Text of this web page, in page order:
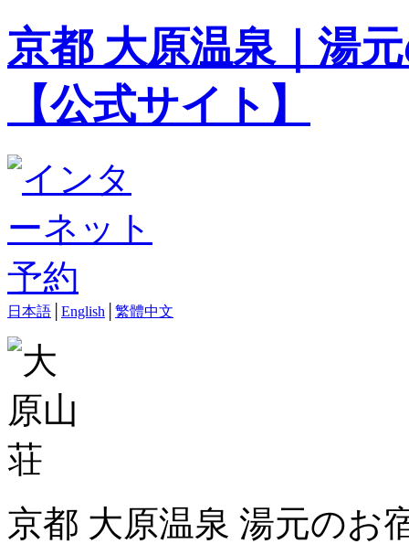
京都 大原温泉｜湯
【公式サイト】
日本語 English 繁體中文
京都 大原温泉 湯元の